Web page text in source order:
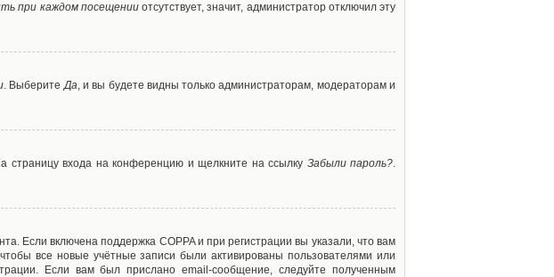
при каждом посещенииотсутствует, значит, администратор отключил эту
. ВыберитеДа, и вы будете видны только администраторам, модераторам и
страницу входа на конференцию и щелкните на ссылку Забыли пароль?.
Если включена поддержка COPPA и при регистрации вы указали, что вам
все новые учётные записи были активированы пользователями или
Если вам был прислано email-сообщение, следуйте полученным